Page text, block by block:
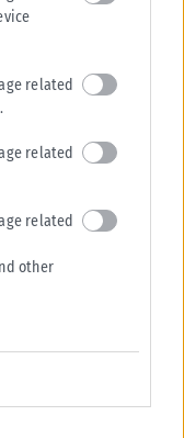
related
related
related
other
ο πρόεδρος του
σε εκδήλωση στη